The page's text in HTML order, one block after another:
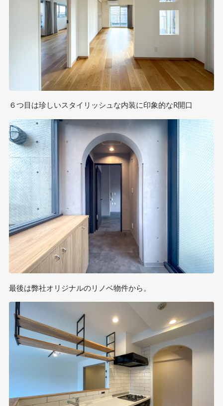
６つ目は珍しいスタイリッシュな内装に印象的なR開口
最後は弊社オリジナルのリノベ物件から。